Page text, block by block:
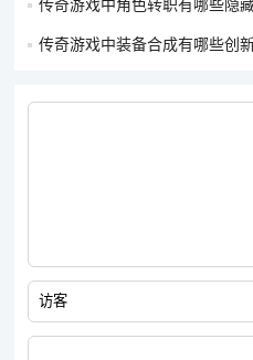
家不同的时装进行搭配，能够让
些时装还可以进行染色或定制，
化的重要手段。玩家可以使用
特殊装饰品与配件：
翅膀与披风：翅膀是传奇游戏
传奇游戏中角色转职有哪些隐
传奇游戏中装备合成有哪些创